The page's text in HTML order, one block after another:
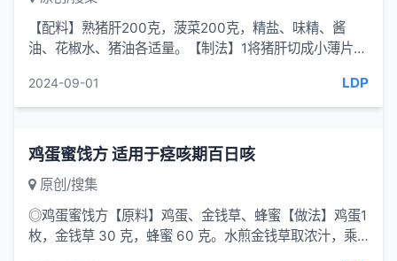
【配料】熟猪肝200克，菠菜200克，精盐、味精、酱
油、花椒水、猪油各适量。【制法】1将猪肝切成小薄片，
2024-09-01 LDP
鸡蛋蜜饯方 适用于痉咳期百日咳
原创/搜集
◎鸡蛋蜜饯方【原料】鸡蛋、金钱草、蜂蜜【做法】鸡蛋1
枚，金钱草 30 克，蜂蜜 60 克。水煎金钱草取浓汁，乘